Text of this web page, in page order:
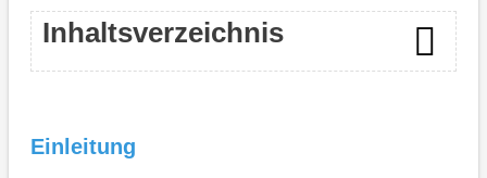
Inhaltsverzeichnis
Aktionen
Einleitung